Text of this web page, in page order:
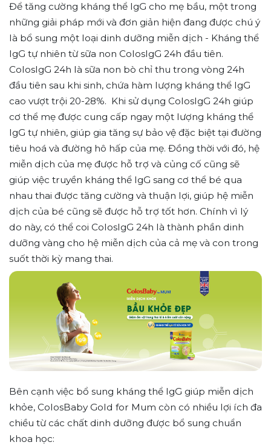
Để tăng cường kháng thể IgG cho mẹ bầu, một trong
những giải pháp mới và đơn giản hiện đang được chú ý
là bổ sung một loại dinh dưỡng miễn dịch - Kháng thể
IgG tự nhiên từ sữa non ColosIgG 24h đầu tiên.
ColosIgG 24h là sữa non bò chỉ thu trong vòng 24h
đầu tiên sau khi sinh, chứa hàm lượng kháng thể IgG
cao vượt trội 20-28%. Khi sử dụng ColosIgG 24h giúp
cơ thể mẹ được cung cấp ngay một lượng kháng thể
IgG tự nhiên, giúp gia tăng sự bảo vệ đặc biệt tại đường
tiêu hoá và đường hô hấp của mẹ. Đồng thời với đó, hệ
miễn dịch của mẹ được hỗ trợ và củng cố cũng sẽ
giúp việc truyền kháng thể IgG sang cơ thể bé qua
nhau thai được tăng cường và thuận lợi, giúp hệ miễn
dịch của bé cũng sẽ được hỗ trợ tốt hơn. Chính vì lý
do này, có thể coi ColosIgG 24h là thành phần dinh
dưỡng vàng cho hệ miễn dịch của cả mẹ và con trong
suốt thời kỳ mang thai.
Bên cạnh việc bổ sung kháng thể IgG giúp miễn dịch
khỏe, ColosBaby Gold for Mum còn có nhiều lợi ích đa
chiều từ các chất dinh dưỡng được bổ sung chuẩn
khoa học: